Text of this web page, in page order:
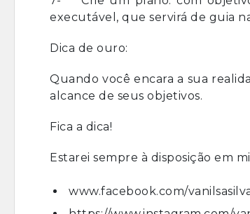
executável, que servirá de guia
Dica de ouro:
Quando você encara a sua
alcance de seus objetivos.
Fica a dica!
Estarei sempre à disposição em
www.facebook.com/